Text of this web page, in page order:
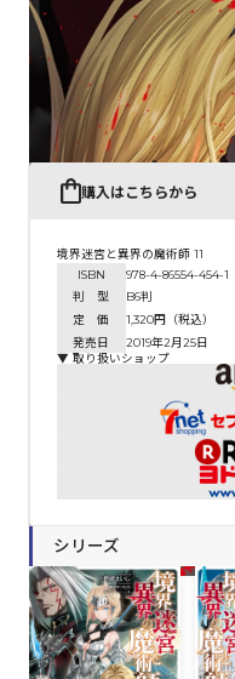
購入はこちらから
境界迷宮と異界の魔術師 11
ISBN
978-4-86554-454-1
判 型
B6判
定 価
1,320円（税込）
発売日
2019年2月25日
▼ 取り扱いショップ
シリーズ